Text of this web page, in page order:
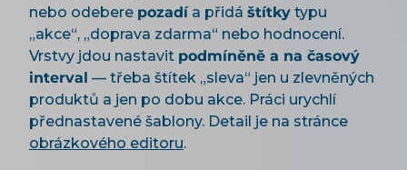
nebo odebere pozadía přidá štítky typu
„akce“, „doprava zdarma“ nebo hodnocení.
Vrstvy jdou nastavit podmíněně a na časový
interval — třeba štítek „sleva“ jen u zlevněných
produktů a jen po dobu akce. Práci urychlí
přednastavené šablony. Detail je na stránce
obrázkového editoru.